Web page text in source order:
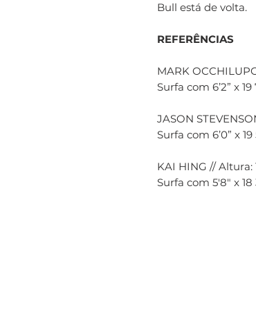
Bull está de volta.
REFERÊNCIAS
MARK
Surfa com 6’2” x
JASON
Surfa com 6’0” x
KAI HING // Altura:
Surfa com 5'8" x